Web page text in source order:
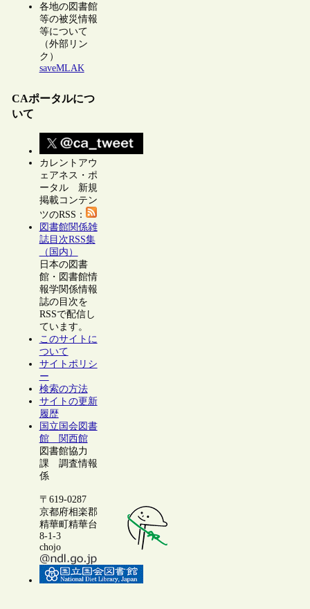
各地の図書館
等の被災情報
等について
（外部リン
ク）
saveMLAK
CAポータルにつ
いて
カレントアウ
ェアネス・ポ
ータル 新規
掲載コンテン
ツのRSS：
図書館関係雑
誌目次RSS集
（国内）
日本の図書
館・図書館情
報学関係情報
誌の目次を
RSSで配信し
ています。
このサイトに
ついて
サイトポリシ
ー
検索の方法
サイトの更新
履歴
国立国会図書
館 関西館
図書館協力
課 調査情報
係
〒619-0287
京都府相楽郡
精華町精華台
8-1-3
chojo